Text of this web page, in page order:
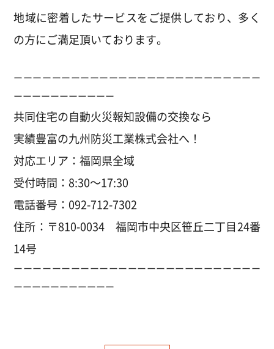
地域に密着したサービスをご提供しており、多く
の方にご満足頂いております。
ーーーーーーーーーーーーーーーーーーーーーーーーーー
ーーーーーーーーーーー
共同住宅の自動火災報知設備の交換なら
実績豊富の九州防災工業株式会社へ！
対応エリア：福岡県全域
受付時間：8:30～17:30
電話番号：092-712-7302
住所：〒810-0034 福岡市中央区笹丘二丁目24番
14号
ーーーーーーーーーーーーーーーーーーーーーーーーーー
ーーーーーーーーーーー